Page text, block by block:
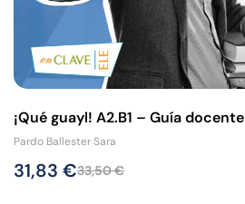
¡Qué guayl! A2.B1 – Guía docente
Pardo Ballester Sara
33,50€
31,83 €